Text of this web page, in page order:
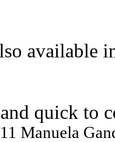
available
and quick to
Manuela